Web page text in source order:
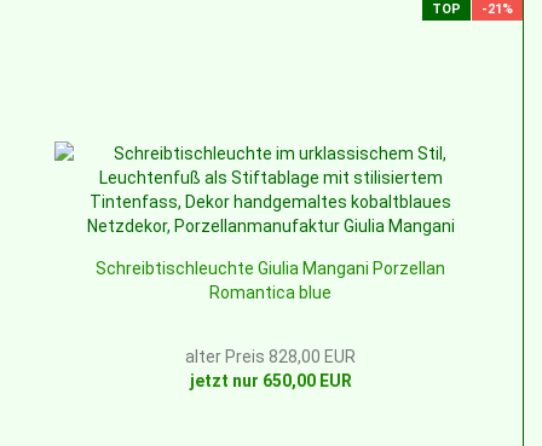
TOP -21%
Schreibtischleuchte Giulia Mangani Porzellan
Romantica blue
alter Preis 828,00 EUR
jetzt nur 650,00 EUR